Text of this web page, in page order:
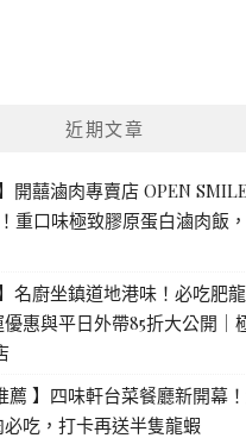
近期文章
開囍滷肉專賣店 OPEN
重口味極致膠原蛋白滷肉飯
名廚坐鎮道地港味！必吃肥
惠與平日外帶85折大公開｜
薦 】四味軒台菜餐廳新開幕
吃，打卡再送半隻龍蝦